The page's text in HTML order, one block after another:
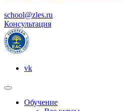
school@zles.ru
Консультация
vk
Обучение